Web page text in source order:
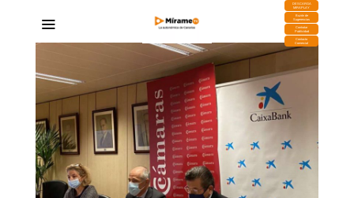
DESCARGA
MIRAPLAY
Buzón de
Sugerencias
Contratar
Publicidad
Contacto
Comercial